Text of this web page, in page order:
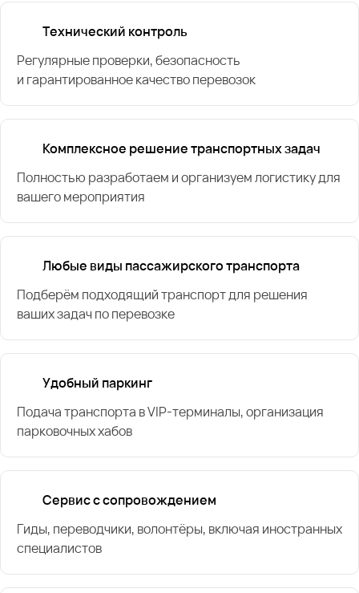
Технический контроль
Регулярные проверки, безопасность
и гарантированное качество перевозок
Комплексное решение транспортных задач
Полностью разработаем и организуем логистику для
вашего мероприятия
Любые виды пассажирского транспорта
Подберём подходящий транспорт для решения
ваших задач по перевозке
Удобный паркинг
Подача транспорта в VIP-терминалы, организация
парковочных хабов
Сервис с сопровождением
Гиды, переводчики, волонтёры, включая иностранных
специалистов